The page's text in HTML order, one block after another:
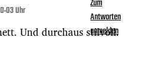
Uhr
Und durchaus stilvoll.
Antworten
anmelden